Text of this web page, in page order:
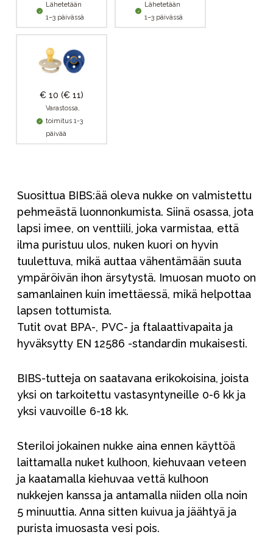
Lähetetään
1–3 päivässä
Lähetetään
1–3 päivässä
€ 10 (€ 11)
Varastossa,
toimitus 1-3
päivää
Suosittua BIBS:ää oleva nukke on valmistettu
pehmeästä luonnonkumista. Siinä osassa, jota
lapsi imee, on venttiili, joka varmistaa, että
ilma puristuu ulos, nuken kuori on hyvin
tuulettuva, mikä auttaa vähentämään suuta
ympäröivän ihon ärsytystä. Imuosan muoto on
samanlainen kuin imettäessä, mikä helpottaa
lapsen tottumista.
Tutit ovat BPA-, PVC- ja ftalaattivapaita ja
hyväksytty EN 12586 -standardin mukaisesti.
BIBS-tutteja on saatavana erikokoisina, joista
yksi on tarkoitettu vastasyntyneille 0-6 kk ja
yksi vauvoille 6-18 kk.
Steriloi jokainen nukke aina ennen käyttöä
laittamalla nuket kulhoon, kiehuvaan veteen
ja kaatamalla kiehuvaa vettä kulhoon
nukkejen kanssa ja antamalla niiden olla noin
5 minuuttia. Anna sitten kuivua ja jäähtyä ja
purista imuosasta vesi pois.